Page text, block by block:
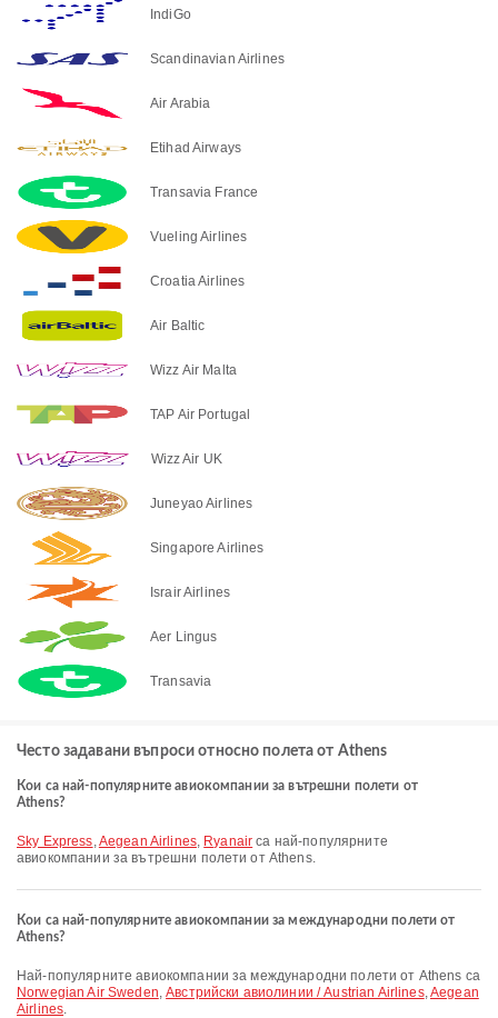
IndiGo
Scandinavian Airlines
Air Arabia
Etihad Airways
Transavia France
Vueling Airlines
Croatia Airlines
Air Baltic
Wizz Air Malta
TAP Air Portugal
Wizz Air UK
Juneyao Airlines
Singapore Airlines
Israir Airlines
Aer Lingus
Transavia
Често задавани въпроси относно полета от Athens
Кои са най-популярните авиокомпании за вътрешни полети от
Athens?
Sky Express,Aegean Airlines, Ryanair са най-популярните
авиокомпании за вътрешни полети от Athens.
Кои са най-популярните авиокомпании за международни полети от
Athens?
Най-популярните авиокомпании за международни полети от Athens са
Norwegian Air Sweden,Австрийски авиолинии / Austrian Airlines,Aegean
Airlines.